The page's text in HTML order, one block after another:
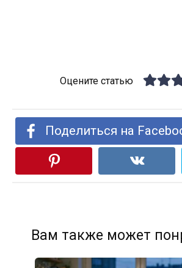
Оцените статью
Поделиться на
Вам также может